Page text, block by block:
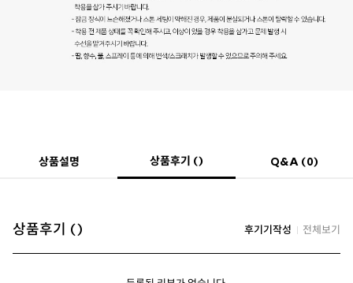
상품설명 상품후기 () Q&A (0)
상품후기 () 후기기작성 전체보기